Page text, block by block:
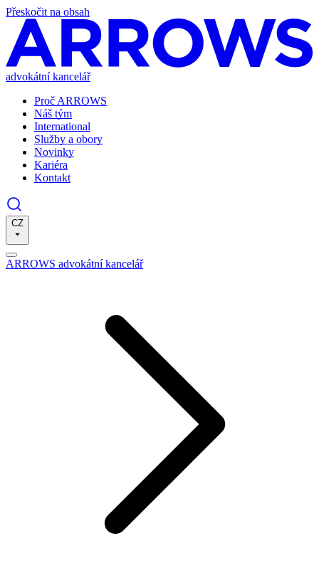
Přeskočit na obsah
advokátní kancelář
Proč ARROWS
Náš tým
International
Služby a obory
Novinky
Kariéra
Kontakt
CZ
ARROWS advokátní kancelář